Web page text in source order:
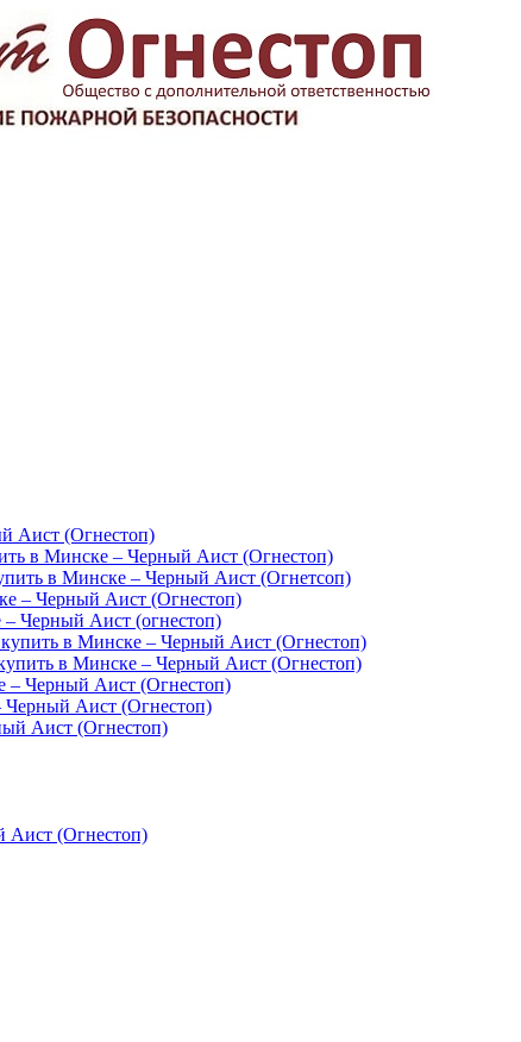
Аист (Огнестоп)
в Минске – Черный Аист (Огнестоп)
в Минске – Черный Аист (Огнетсоп)
– Черный Аист (Огнестоп)
Черный Аист (огнестоп)
в Минске – Черный Аист (Огнестоп)
в Минске – Черный Аист (Огнестоп)
Черный Аист (Огнестоп)
Аист (Огнестоп)
Аист (Огнестоп)
Аист (Огнестоп)